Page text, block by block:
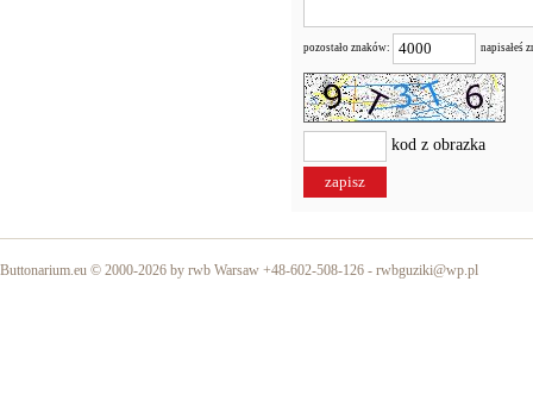
pozostało znaków: napisałeś
kod z obrazka
Buttonarium.eu © 2000-2026 by rwb Warsaw +48-602-508-126 - rwbguziki@wp.pl